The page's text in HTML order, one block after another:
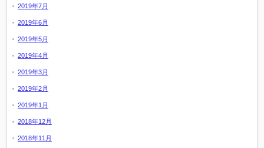
2019年7月
2019年6月
2019年5月
2019年4月
2019年3月
2019年2月
2019年1月
2018年12月
2018年11月